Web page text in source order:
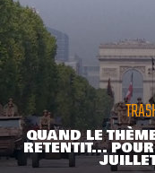
QUAND LE
RETENTIT...